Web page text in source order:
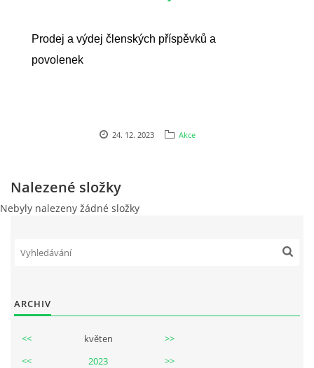
Prodej a výdej členských příspěvků a
povolenek
24. 12. 2023 Akce
Nalezené složky
Nebyly nalezeny žádné složky
ARCHIV
<< květen
>>
<<
2023
>>